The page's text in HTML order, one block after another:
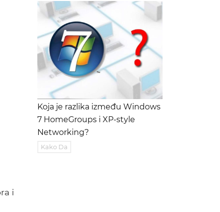
i
Koja je razlika između Windows
7 HomeGroups i XP-style
Networking?
Kako Da